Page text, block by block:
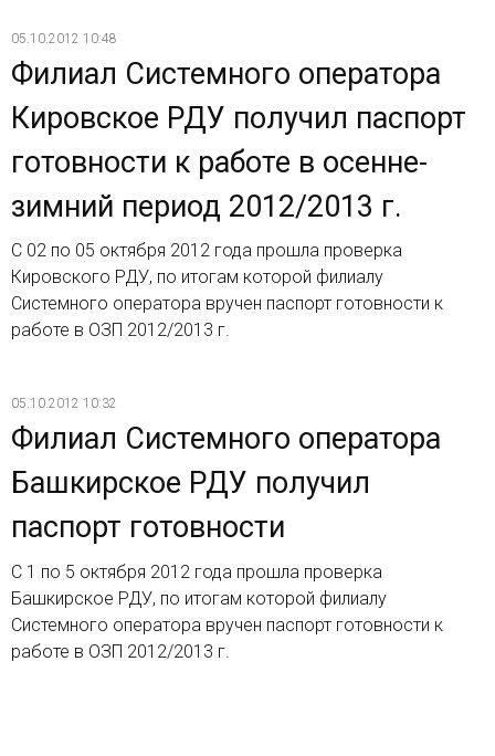
05.10.2012 10:48
Филиал Системного оператора
Кировское РДУ получил паспорт
готовности к работе в осенне-
зимний период 2012/2013 г.
С 02 по 05 октября 2012 года прошла проверка
Кировского РДУ, по итогам которой филиалу
Системного оператора вручен паспорт готовности к
работе в ОЗП 2012/2013 г.
05.10.2012 10:32
Филиал Системного оператора
Башкирское РДУ получил
паспорт готовности
С 1 по 5 октября 2012 года прошла проверка
Башкирское РДУ, по итогам которой филиалу
Системного оператора вручен паспорт готовности к
работе в ОЗП 2012/2013 г.